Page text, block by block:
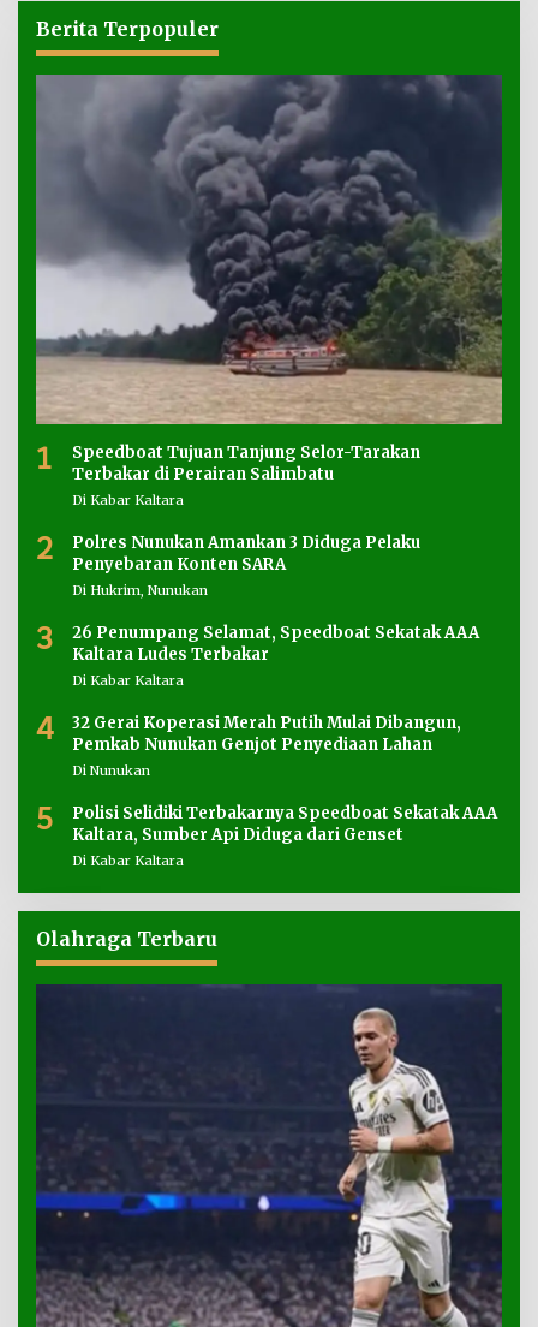
Berita Terpopuler
1
Speedboat Tujuan Tanjung Selor-Tarakan
Terbakar di Perairan Salimbatu
Di Kabar Kaltara
2
Polres Nunukan Amankan 3 Diduga Pelaku
Penyebaran Konten SARA
Di Hukrim, Nunukan
3
26 Penumpang Selamat, Speedboat Sekatak AAA
Kaltara Ludes Terbakar
Di Kabar Kaltara
4
32 Gerai Koperasi Merah Putih Mulai Dibangun,
Pemkab Nunukan Genjot Penyediaan Lahan
Di Nunukan
5
Polisi Selidiki Terbakarnya Speedboat Sekatak AAA
Kaltara, Sumber Api Diduga dari Genset
Di Kabar Kaltara
Olahraga Terbaru